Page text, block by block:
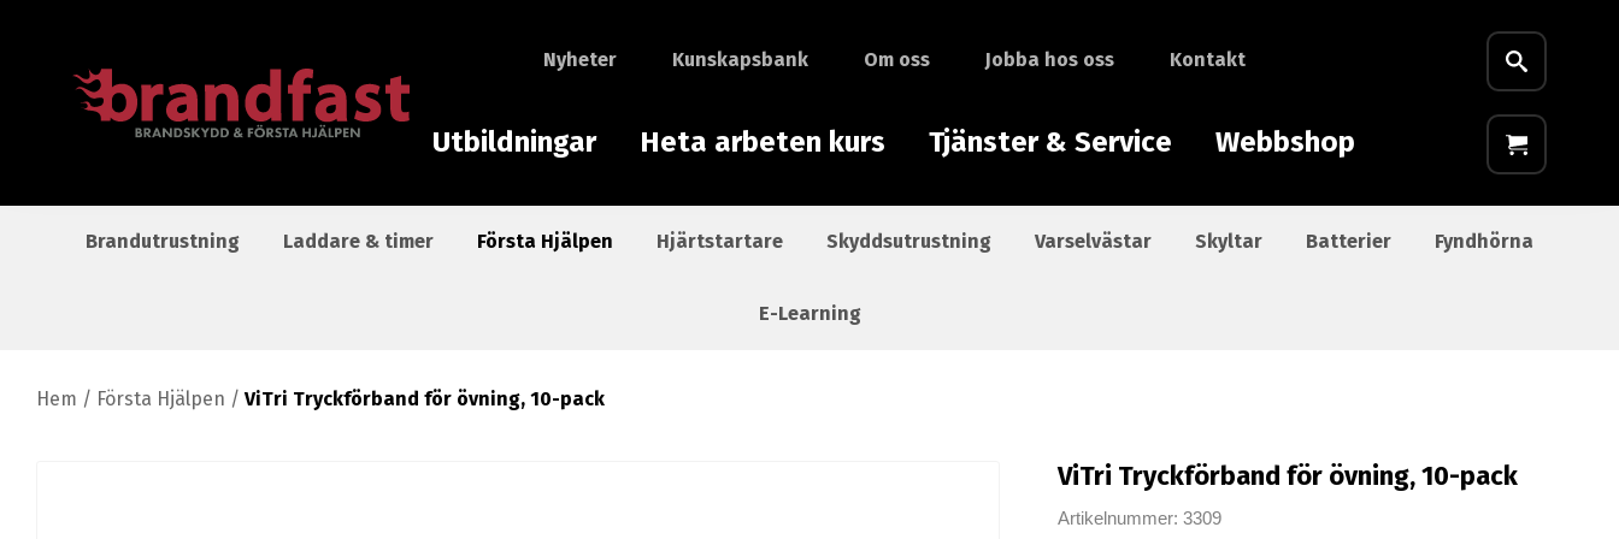
Nyheter Kunskapsbank Om oss Jobba hos oss Kontakt
Utbildningar Heta arbeten kurs Tjänster & Service Webbshop
Brandutrustning Laddare & timer Första Hjälpen Hjärtstartare Skyddsutrustning Varselvästar Skyltar Batterier Fyndhörna
E-Learning
Hem / Första Hjälpen / ViTri Tryckförband för övning, 10-pack
ViTri Tryckförband för övning, 10-pack
Artikelnummer: 3309